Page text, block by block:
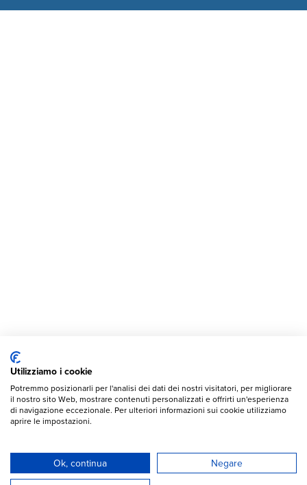
Utilizziamo i cookie
Potremmo posizionarli per l'analisi dei dati dei nostri visitatori, per migliorare
il nostro sito Web, mostrare contenuti personalizzati e offrirti un'esperienza
di navigazione eccezionale. Per ulteriori informazioni sui cookie utilizziamo
aprire le impostazioni.
Ok, continua
Negare